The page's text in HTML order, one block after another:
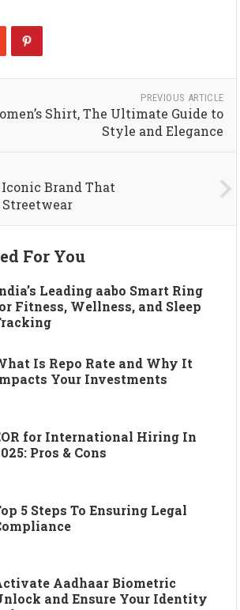
PREVIOUS ARTICLE
Shirt, The Ultimate Guide to
Style and Elegance
Brand That
For You
Leading aabo Smart Ring
Fitness, Wellness, and Sleep
Is Repo Rate and Why It
Your Investments
for International Hiring In
Pros & Cons
5 Steps To Ensuring Legal
Aadhaar Biometric
and Ensure Your Identity